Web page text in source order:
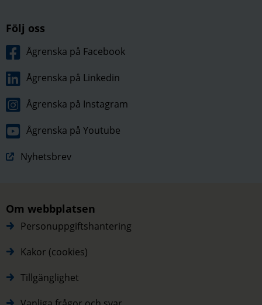
Följ oss
Ågrenska på Facebook
Ågrenska på Linkedin
Ågrenska på Instagram
Ågrenska på Youtube
Nyhetsbrev
Om webbplatsen
Personuppgiftshantering
Kakor (cookies)
Tillgänglighet